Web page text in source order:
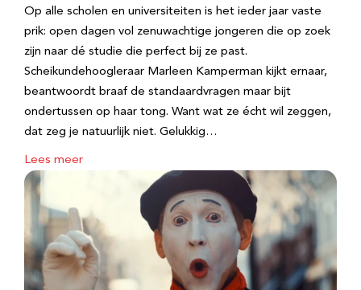
Op alle scholen en universiteiten is het ieder jaar vaste
prik: open dagen vol zenuwachtige jongeren die op zoek
zijn naar dé studie die perfect bij ze past.
Scheikundehoogleraar Marleen Kamperman kijkt ernaar,
beantwoordt braaf de standaardvragen maar bijt
ondertussen op haar tong. Want wat ze écht wil zeggen,
dat zeg je natuurlijk niet. Gelukkig…
Lees meer